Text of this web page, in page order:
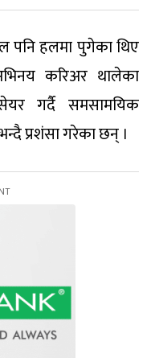
पनि हलमा पुगेका थिए
करिअर थालेका
गर्दै समसामयिक
प्रशंसा गरेका छन् ।